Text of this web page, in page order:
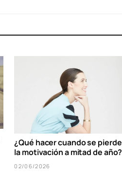
¿Qué hacer cuando se pierde
la motivación a mitad de año?
02/06/2026